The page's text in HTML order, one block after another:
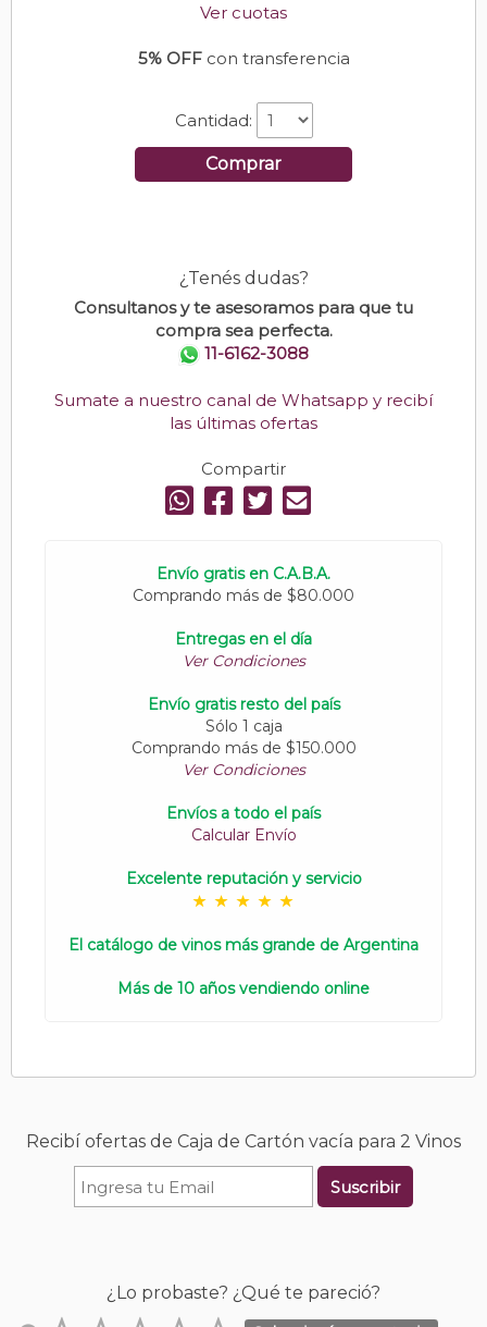
Ver cuotas
5% OFFcon transferencia
Cantidad:
Comprar
¿Tenés dudas?
Consultanos y te asesoramos para que tu
compra sea perfecta.
11-6162-3088
Sumate a nuestro canal de Whatsapp y recibí
las últimas ofertas
Compartir
Envío gratis en C.A.B.A.
Comprando más de $80.000
Entregas en el día
Ver Condiciones
Envío gratis resto del país
Sólo 1 caja
Comprando más de $150.000
Ver Condiciones
Envíos a todo el país
Calcular Envío
Excelente reputación y servicio
El catálogo de vinos más grande de Argentina
Más de 10 años vendiendo online
Recibí ofertas de Caja de Cartón vacía para 2 Vinos
Suscribir
¿Lo probaste? ¿Qué te pareció?